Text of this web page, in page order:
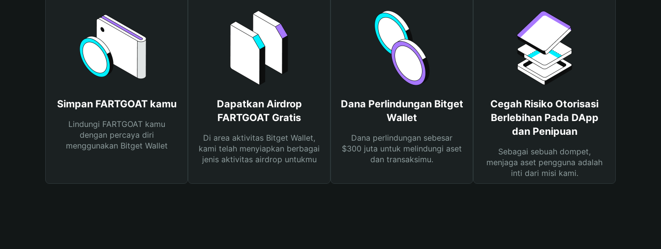
Simpan FARTGOAT kamu
Lindungi FARTGOAT kamu
dengan percaya diri
menggunakan Bitget Wallet
Dapatkan Airdrop
FARTGOAT Gratis
Di area aktivitas Bitget Wallet,
kami telah menyiapkan berbagai
jenis aktivitas airdrop untukmu
Dana Perlindungan Bitget
Wallet
Dana perlindungan sebesar
$300 juta untuk melindungi aset
dan transaksimu.
Cegah Risiko Otorisasi
Berlebihan Pada DApp
dan Penipuan
Sebagai sebuah dompet,
menjaga aset pengguna adalah
inti dari misi kami.